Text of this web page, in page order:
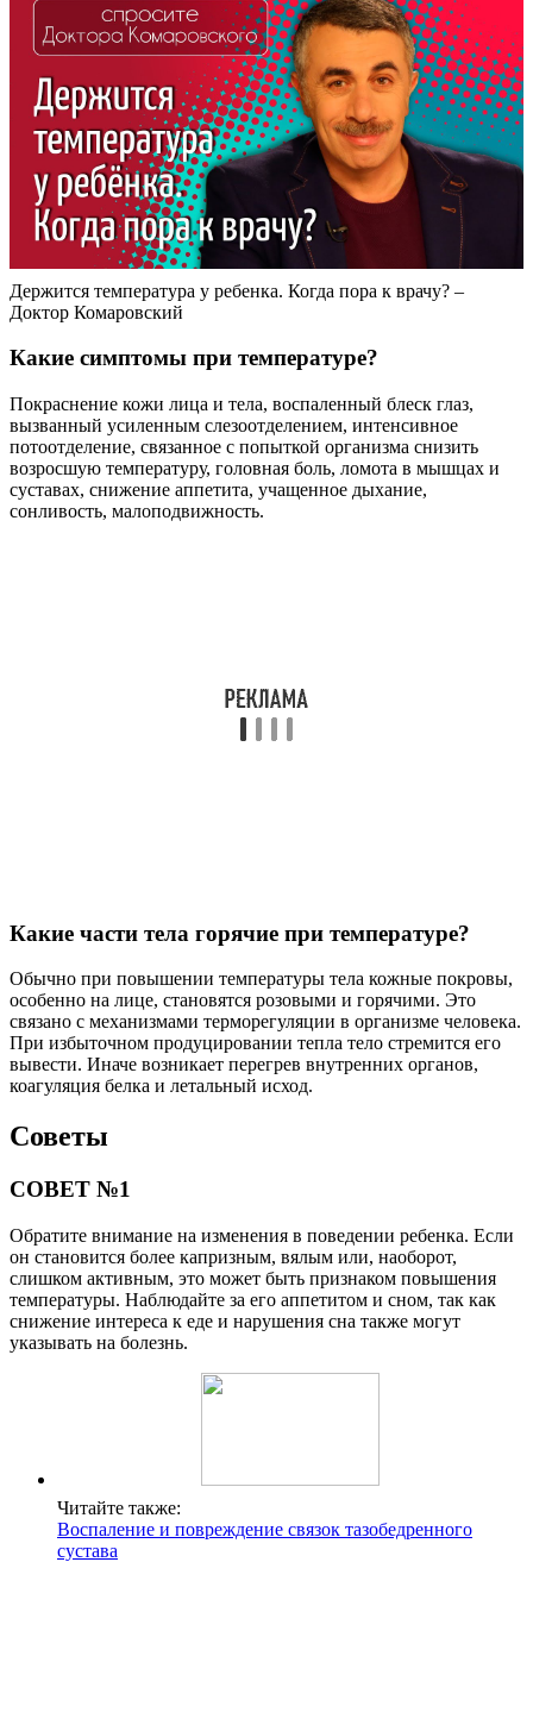
Держится температура у ребенка. Когда пора к врачу? –
Доктор Комаровский
Какие симптомы при температуре?
Покраснение кожи лица и тела, воспаленный блеск глаз,
вызванный усиленным слезоотделением, интенсивное
потоотделение, связанное с попыткой организма снизить
возросшую температуру, головная боль, ломота в мышцах и
суставах, снижение аппетита, учащенное дыхание,
сонливость, малоподвижность.
Какие части тела горячие при температуре?
Обычно при повышении температуры тела кожные покровы,
особенно на лице, становятся розовыми и горячими. Это
связано с механизмами терморегуляции в организме человека.
При избыточном продуцировании тепла тело стремится его
вывести. Иначе возникает перегрев внутренних органов,
коагуляция белка и летальный исход.
Советы
СОВЕТ №1
Обратите внимание на изменения в поведении ребенка. Если
он становится более капризным, вялым или, наоборот,
слишком активным, это может быть признаком повышения
температуры. Наблюдайте за его аппетитом и сном, так как
снижение интереса к еде и нарушения сна также могут
указывать на болезнь.
Читайте также:
Воспаление и повреждение связок тазобедренного
сустава